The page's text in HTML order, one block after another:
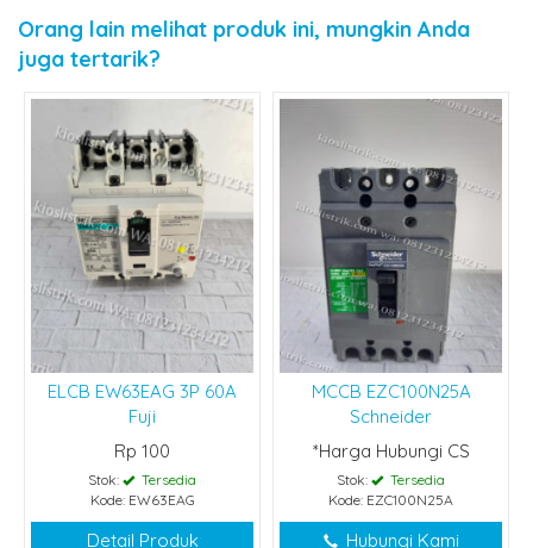
Orang lain melihat produk ini, mungkin Anda
juga tertarik?
ELCB EW63EAG 3P 60A
Fuji
Rp 100
Stok:
Tersedia
Kode: EW63EAG
Detail Produk
MCCB EZC100N25A
Schneider
*Harga Hubungi CS
Stok:
Tersedia
Kode: EZC100N25A
Hubungi Kami